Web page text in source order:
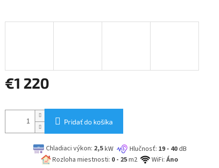
€1 220
cena:
Pridať do košíka
Chladiaci výkon: 2,5kW Hlučnosť: 19 - 40dB
Rozloha miestnosti: 0 - 25m2 WiFi: Áno